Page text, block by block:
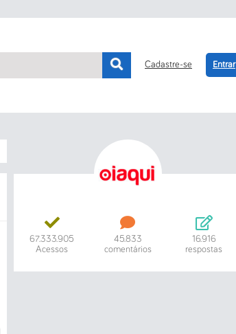
Cadastre-se Entrar
67.333.905
Acessos
45.833
comentários
16.916
respostas